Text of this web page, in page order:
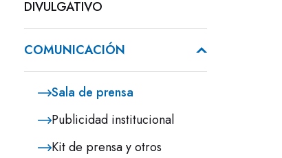
DIVULGATIVO
COMUNICACIÓN
Sala de prensa
Publicidad institucional
Kit de prensa y otros